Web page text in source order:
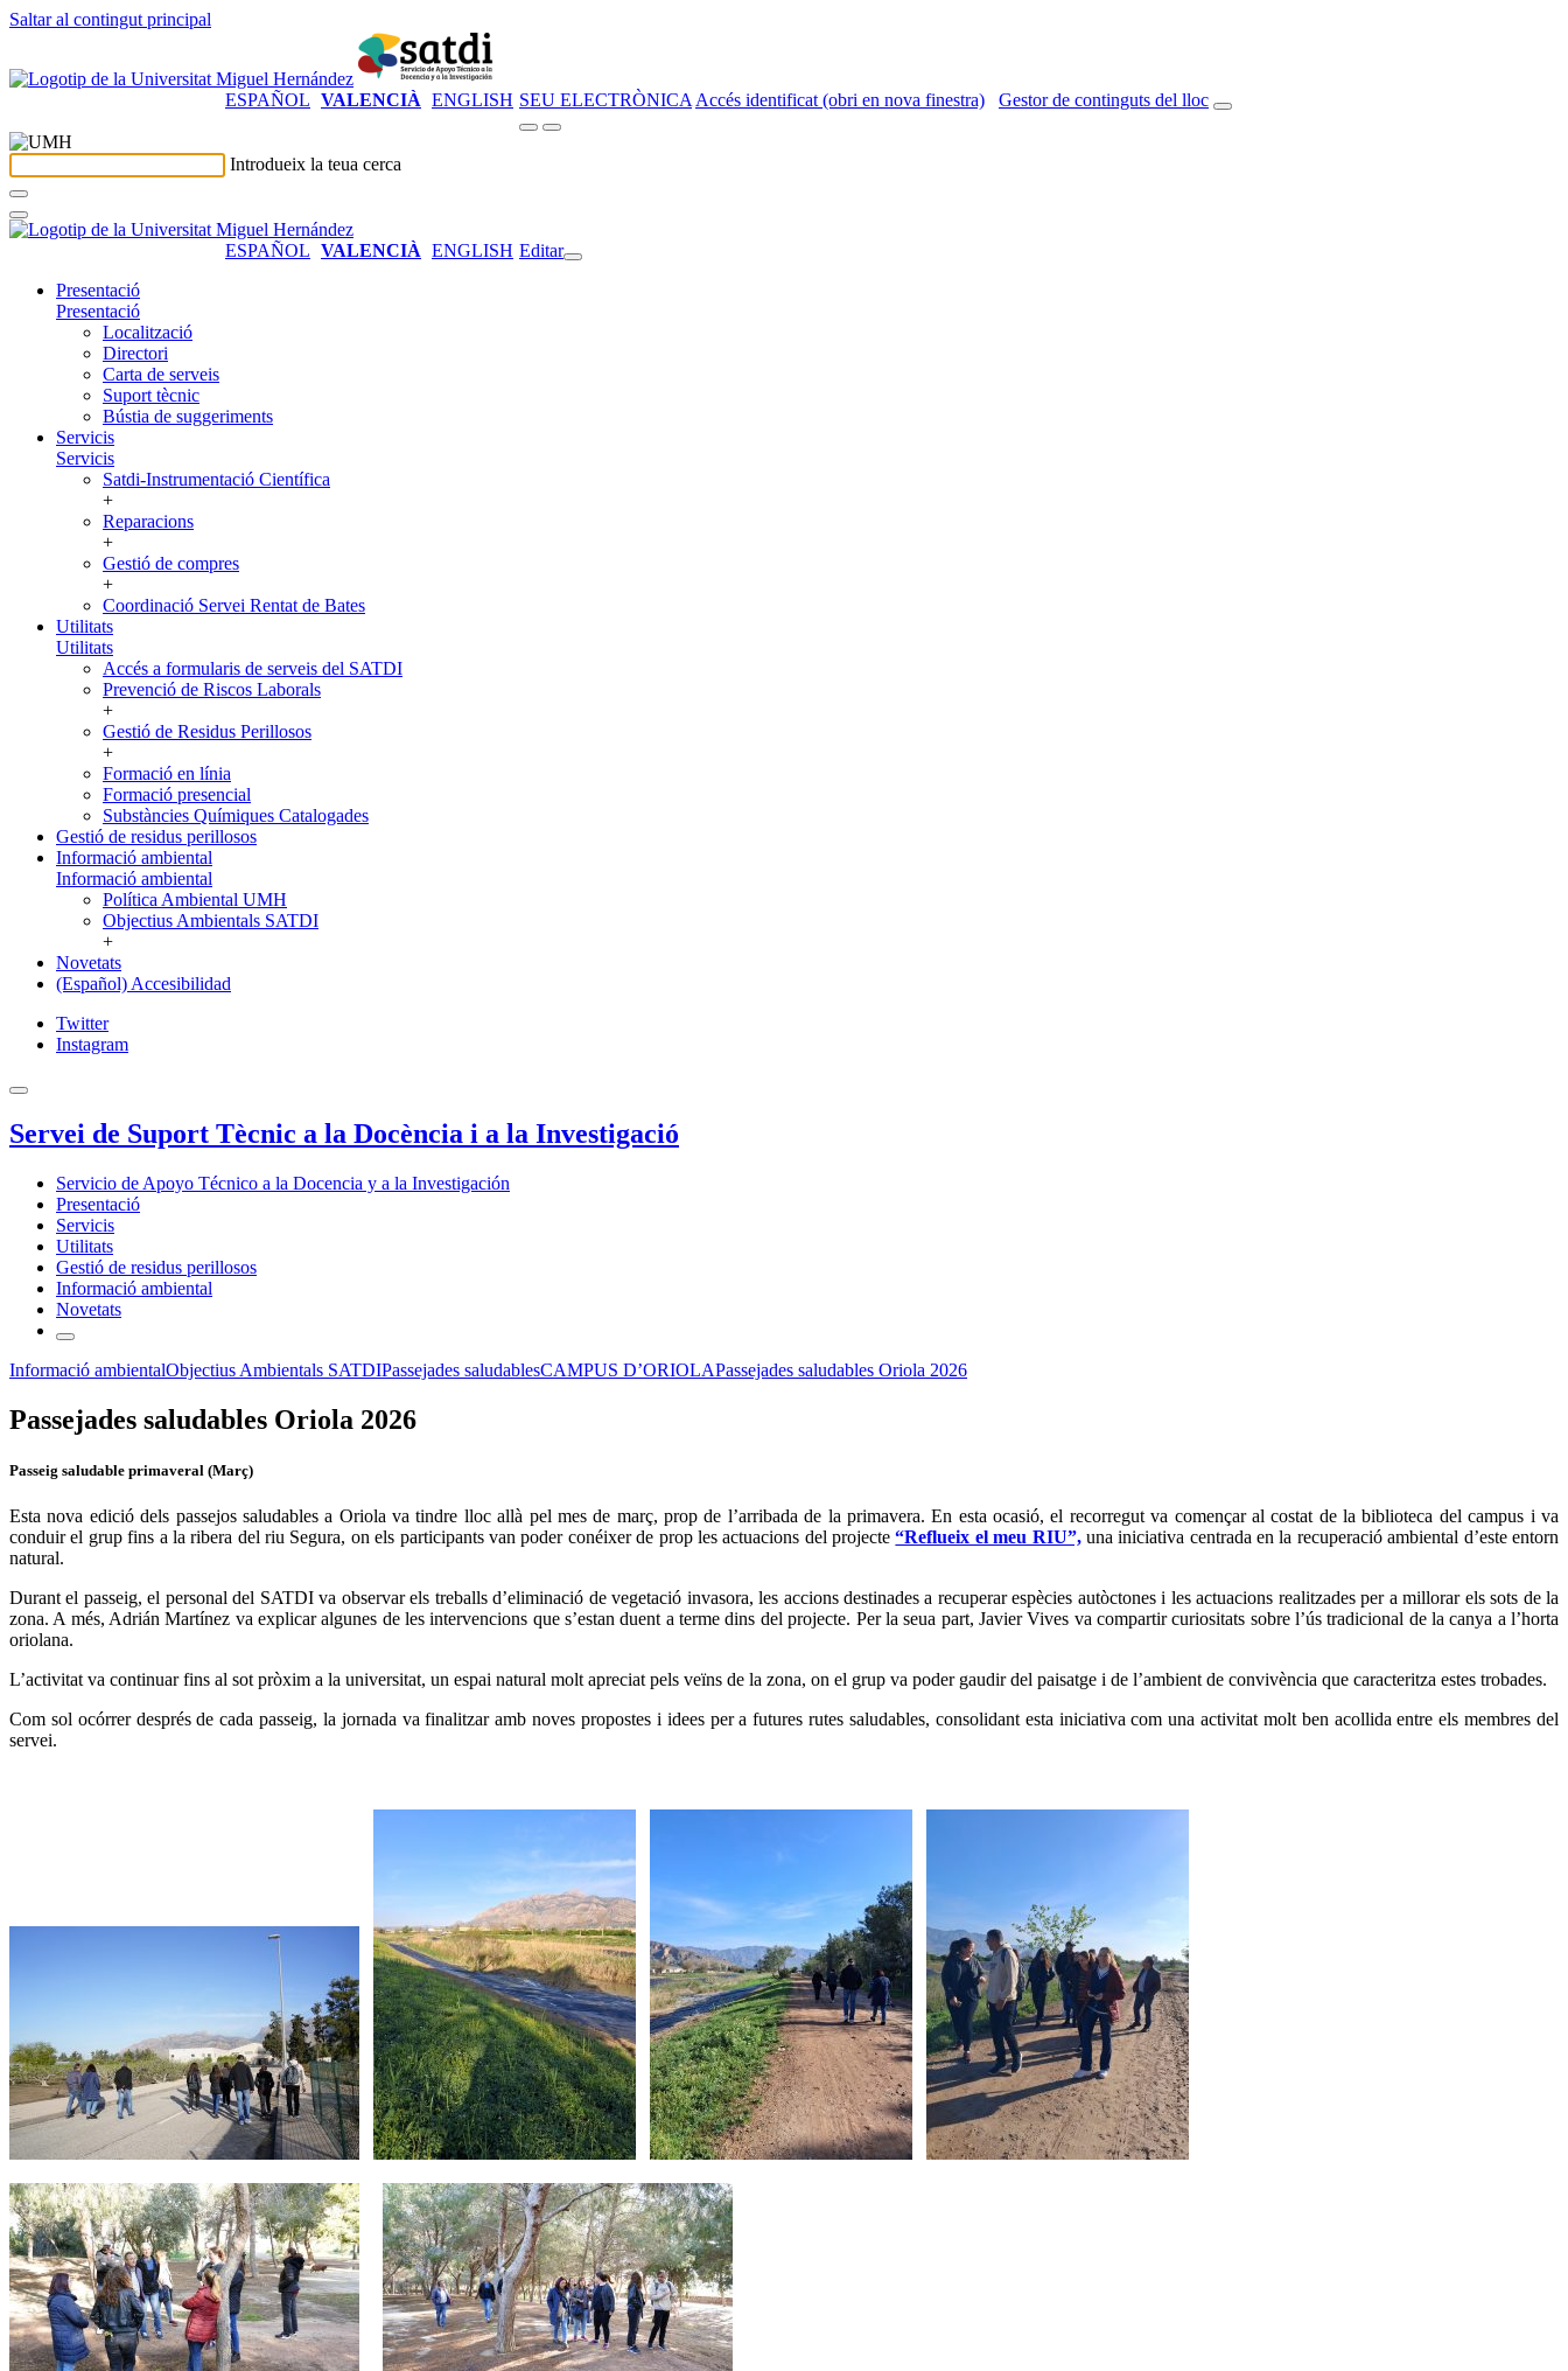
Saltar al contingut principal
ESPAÑOL VALENCIÀ ENGLISH SEU ELECTRÒNICA Accés identificat (obri en nova finestra) Gestor de continguts del lloc
Introdueix la teua cerca
ESPAÑOL VALENCIÀ ENGLISH Editar
Presentació
Presentació
Localització
Directori
Carta de serveis
Suport tècnic
Bústia de suggeriments
Servicis
Servicis
Satdi-Instrumentació Científica
+
Reparacions
+
Gestió de compres
+
Coordinació Servei Rentat de Bates
Utilitats
Utilitats
Accés a formularis de serveis del SATDI
Prevenció de Riscos Laborals
+
Gestió de Residus Perillosos
+
Formació en línia
Formació presencial
Substàncies Químiques Catalogades
Gestió de residus perillosos
Informació ambiental
Informació ambiental
Política Ambiental UMH
Objectius Ambientals SATDI
+
Novetats
(Español) Accesibilidad
Twitter
Instagram
Servei de Suport Tècnic a la Docència i a la Investigació
Servicio de Apoyo Técnico a la Docencia y a la Investigación
Presentació
Servicis
Utilitats
Gestió de residus perillosos
Informació ambiental
Novetats
Informació ambientalObjectius Ambientals SATDIPassejades saludablesCAMPUS D’ORIOLAPassejades saludables Oriola 2026
Passejades saludables Oriola 2026
Passeig saludable primaveral (Març)
Esta nova edició dels passejos saludables a Oriola va tindre lloc allà pel mes de març, prop de l’arribada de la primavera. En esta ocasió, el recorregut va començar al costat de la biblioteca del campus i va
conduir el grup fins a la ribera del riu Segura, on els participants van poder conéixer de prop les actuacions del projecte“Reflueix el meu RIU”,una iniciativa centrada en la recuperació ambiental d’este entorn
natural.
Durant el passeig, el personal del SATDI va observar els treballs d’eliminació de vegetació invasora, les accions destinades a recuperar espècies autòctones i les actuacions realitzades per a millorar els sots de la
zona. A més, Adrián Martínez va explicar algunes de les intervencions que s’estan duent a terme dins del projecte. Per la seua part, Javier Vives va compartir curiositats sobre l’ús tradicional de la canya a l’horta
oriolana.
L’activitat va continuar fins al sot pròxim a la universitat, un espai natural molt apreciat pels veïns de la zona, on el grup va poder gaudir del paisatge i de l’ambient de convivència que caracteritza estes trobades.
Com sol ocórrer després de cada passeig, la jornada va finalitzar amb noves propostes i idees per a futures rutes saludables, consolidant esta iniciativa com una activitat molt ben acollida entre els membres del
servei.